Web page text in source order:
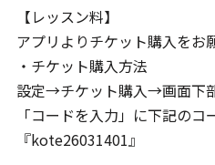
【レッスン料】
アプリよりチケット購入をお
・チケット購入方法
設定→チケット購入→画面下
「コードを入力」に下記の
『kote26031401』